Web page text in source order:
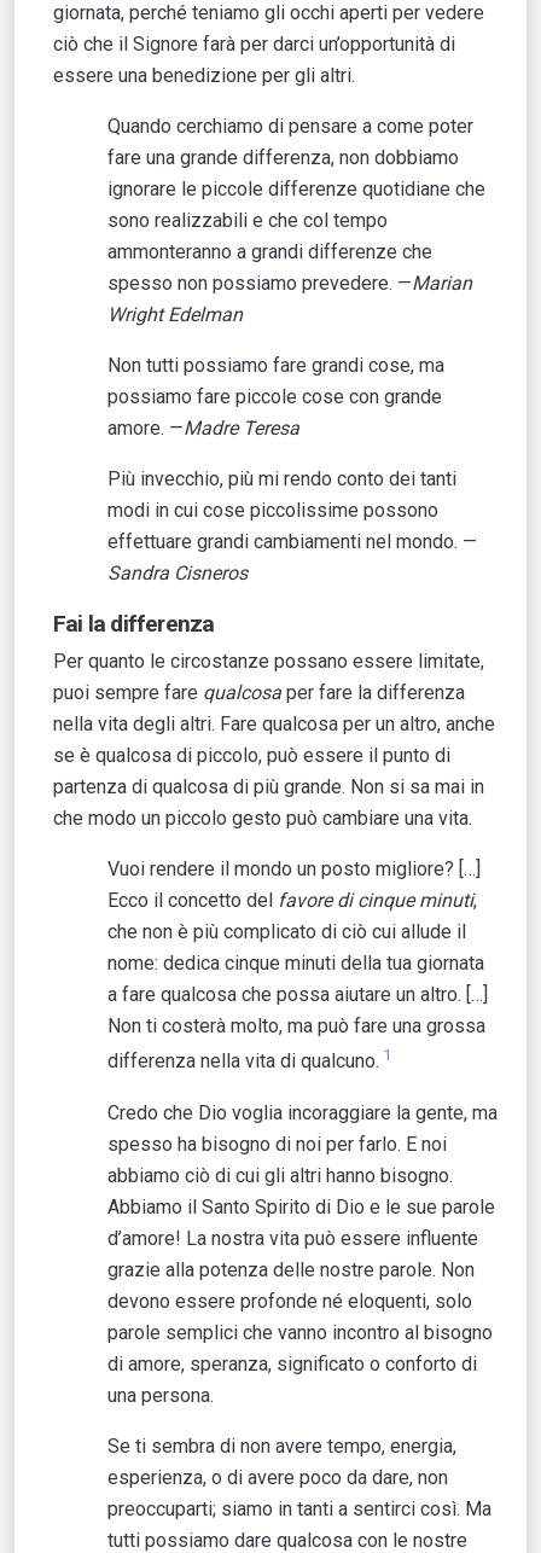
giornata, perché teniamo gli occhi aperti per vedere
ciò che il Signore farà per darci un’opportunità di
essere una benedizione per gli altri.
Quando cerchiamo di pensare a come poter
fare una grande differenza, non dobbiamo
ignorare le piccole differenze quotidiane che
sono realizzabili e che col tempo
ammonteranno a grandi differenze che
spesso non possiamo prevedere. —Marian
Wright Edelman
Non tutti possiamo fare grandi cose, ma
possiamo fare piccole cose con grande
amore. —Madre Teresa
Più invecchio, più mi rendo conto dei tanti
modi in cui cose piccolissime possono
effettuare grandi cambiamenti nel mondo. —
Sandra Cisneros
Fai la differenza
Per quanto le circostanze possano essere limitate,
puoi sempre fare qualcosa per fare la differenza
nella vita degli altri. Fare qualcosa per un altro, anche
se è qualcosa di piccolo, può essere il punto di
partenza di qualcosa di più grande. Non si sa mai in
che modo un piccolo gesto può cambiare una vita.
Vuoi rendere il mondo un posto migliore? […]
Ecco il concetto del favore di cinque minuti,
che non è più complicato di ciò cui allude il
nome: dedica cinque minuti della tua giornata
a fare qualcosa che possa aiutare un altro. […]
Non ti costerà molto, ma può fare una grossa
differenza nella vita di qualcuno. 1
Credo che Dio voglia incoraggiare la gente, ma
spesso ha bisogno di noi per farlo. E noi
abbiamo ciò di cui gli altri hanno bisogno.
Abbiamo il Santo Spirito di Dio e le sue parole
d’amore! La nostra vita può essere influente
grazie alla potenza delle nostre parole. Non
devono essere profonde né eloquenti, solo
parole semplici che vanno incontro al bisogno
di amore, speranza, significato o conforto di
una persona.
Se ti sembra di non avere tempo, energia,
esperienza, o di avere poco da dare, non
preoccuparti; siamo in tanti a sentirci così. Ma
tutti possiamo dare qualcosa con le nostre